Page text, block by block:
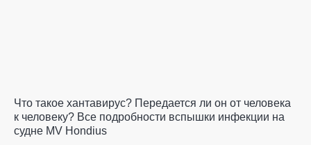
Что такое хантавирус? Передается ли он от человека
к человеку? Все подробности вспышки инфекции на
судне MV Hondius